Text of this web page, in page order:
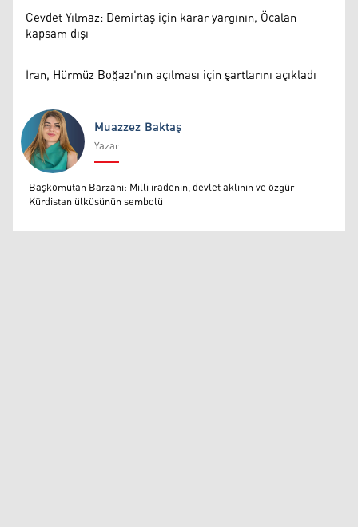
Cevdet Yılmaz: Demirtaş için karar yargının, Öcalan
kapsam dışı
İran, Hürmüz Boğazı'nın açılması için şartlarını açıkladı
Muazzez Baktaş
Muazzez Baktaş
Yazar
Başkomutan Barzani: Milli iradenin, devlet aklının ve özgür
Kürdistan ülküsünün sembolü